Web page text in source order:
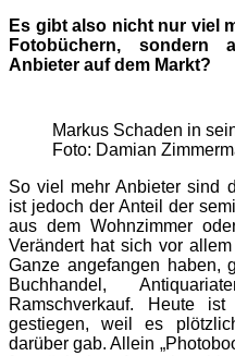
Es gibt also nicht nur viel
Foto­bü­chern, sondern
Anbieter auf dem Markt?
Markus Schaden in
Foto: Damian
So viel mehr Anbieter sind
ist jedoch der Anteil der
aus dem Wohnzimmer
Verändert hat sich vor
Ganze angefangen haben,
Buchhandel,
Ramschverkauf. Heute
gestiegen, weil es
darüber gab. Allein